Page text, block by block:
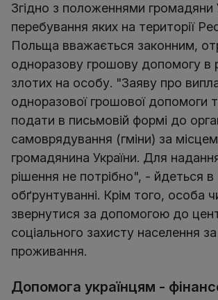
Згідно з положеннями громадяни
перебування яких на території
Польща вважається законним,
одноразову грошову допомогу в
злотих на особу. "Заяву про
одноразової грошової допомоги
подати в письмовій формі до
самоврядування (гміни) за
громадянина України. Для надання
рішення не потрібно", - йдеться в
обґрунтуванні. Крім того, особа
звернутися за допомогою до
соціального захисту населення
проживання.
Допомога українцям -